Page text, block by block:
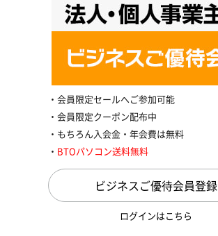
会員限定セールへご参加可能
会員限定クーポン配布中
もちろん入会金・年会費は無料
BTOパソコン送料無料
ビジネスご優待会員登録
ログインはこちら